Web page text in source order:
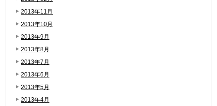
2013年11月
2013年10月
2013年9月
2013年8月
2013年7月
2013年6月
2013年5月
2013年4月